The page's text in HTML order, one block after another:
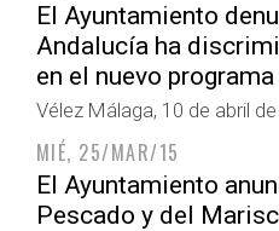
El Ayuntamiento
Andalucía ha
en el nuevo
Vélez Málaga, 10 de abril
MIÉ, 25/MAR/15
El Ayuntamiento
Pescado y del